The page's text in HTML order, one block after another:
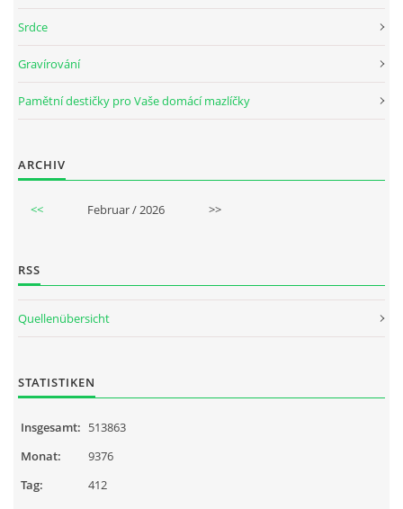
Srdce
Gravírování
Pamětní destičky pro Vaše domácí mazlíčky
ARCHIV
<< Februar / 2026 >>
RSS
Quellenübersicht
STATISTIKEN
Insgesamt: 513863
Monat:
9376
Tag:
412